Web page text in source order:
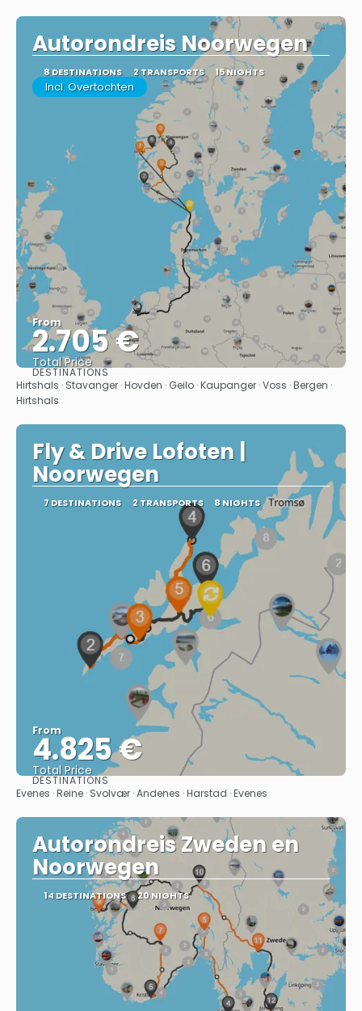
Autorondreis Noorwegen
8 DESTINATIONS 2 TRANSPORTS 15 NIGHTS
Incl. Overtochten
From
2.705 €
Total Price
See
DESTINATIONS
Hirtshals · Stavanger · Hovden · Geilo · Kaupanger · Voss · Bergen ·
Hirtshals
Fly & Drive Lofoten |
Noorwegen
7 DESTINATIONS 2 TRANSPORTS 8 NIGHTS
From
4.825 €
Total Price
See
DESTINATIONS
Evenes · Reine · Svolvær · Andenes · Harstad · Evenes
Autorondreis Zweden en
Noorwegen
14 DESTINATIONS 20 NIGHTS